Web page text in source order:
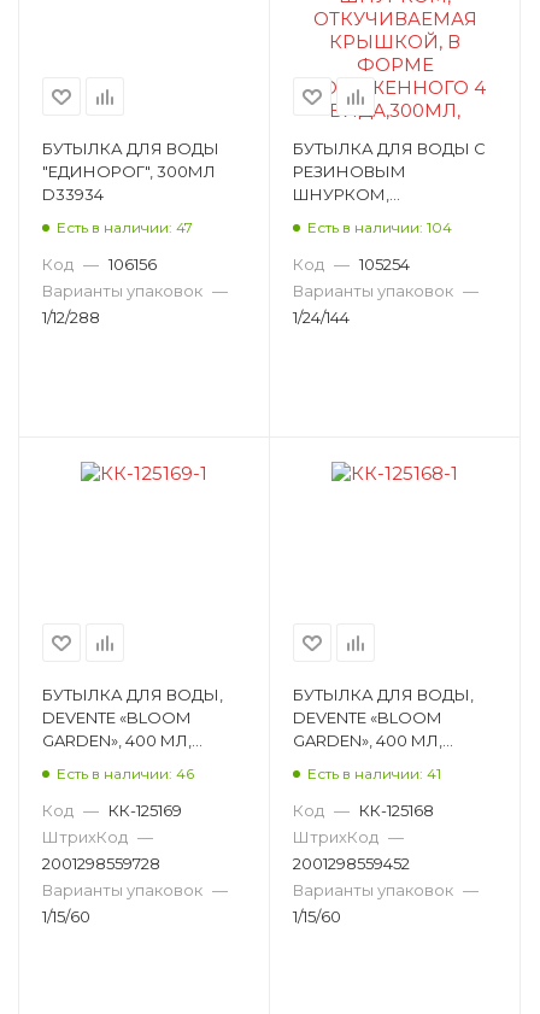
БУТЫЛКА ДЛЯ ВОДЫ
"ЕДИНОРОГ", 300МЛ
D33934
Есть в наличии: 47
Код — 106156
Варианты упаковок —
1/12/288
БУТЫЛКА ДЛЯ ВОДЫ С
РЕЗИНОВЫМ
ШНУРКОМ,
МОРОЖЕННОГО 4
ВИДА,300МЛ, 8*17СМ
D33933
Есть в наличии: 104
Код — 105254
Варианты упаковок —
1/24/144
БУТЫЛКА ДЛЯ ВОДЫ,
DEVENTE «BLOOM
GARDEN», 400 МЛ,
Есть в наличии: 46
Код — КК-125169
ШтрихКод —
2001298559728
Варианты упаковок —
1/15/60
БУТЫЛКА ДЛЯ ВОДЫ,
DEVENTE «BLOOM
GARDEN», 400 МЛ,
Есть в наличии: 41
Код — КК-125168
ШтрихКод —
2001298559452
Варианты упаковок —
1/15/60